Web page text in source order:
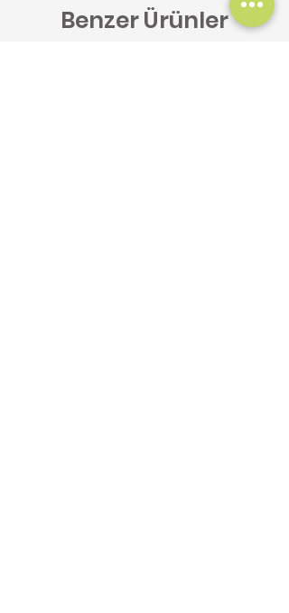
Benzer Ürünler